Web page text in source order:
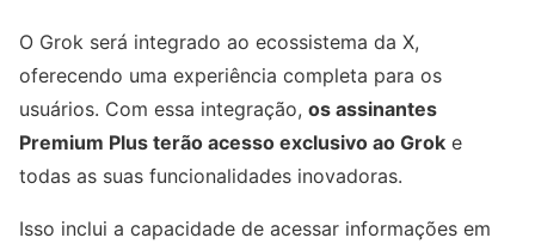
O Grok será integrado ao ecossistema da X,
oferecendo uma experiência completa para os
usuários. Com essa integração, os assinantes
Premium Plus terão acesso exclusivo ao Grok e
todas as suas funcionalidades inovadoras.
Isso inclui a capacidade de acessar informações em